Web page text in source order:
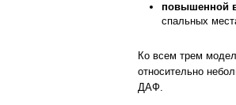
повышенной
спальных
Ко всем трем
относительно
ДАФ.